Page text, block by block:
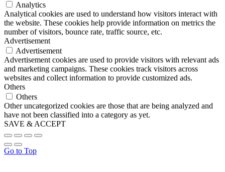
Analytics
Analytical cookies are used to understand how visitors interact with
the website. These cookies help provide information on metrics the
number of visitors, bounce rate, traffic source, etc.
Advertisement
Advertisement
Advertisement cookies are used to provide visitors with relevant ads
and marketing campaigns. These cookies track visitors across
websites and collect information to provide customized ads.
Others
Others
Other uncategorized cookies are those that are being analyzed and
have not been classified into a category as yet.
SAVE & ACCEPT
Go to Top